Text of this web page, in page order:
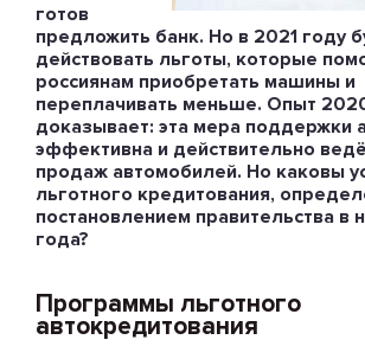
готов
предложить банк. Но в 2021 году
действовать льготы, которые
россиянам приобретать машины и
переплачивать меньше. Опыт
доказывает: эта мера поддержки
эффективна и действительно
продаж автомобилей. Но каковы
льготного кредитования,
постановлением правительства в
года?
Программы льготного
автокредитования